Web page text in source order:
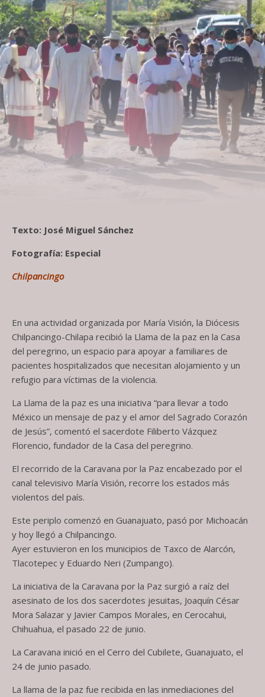
Texto: José Miguel Sánchez
Fotografía: Especial
Chilpancingo
En una actividad organizada por María Visión, la Diócesis
Chilpancingo-Chilapa recibió la Llama de la paz en la Casa
del peregrino, un espacio para apoyar a familiares de
pacientes hospitalizados que necesitan alojamiento y un
refugio para víctimas de la violencia.
La Llama de la paz es una iniciativa “para llevar a todo
México un mensaje de paz y el amor del Sagrado Corazón
de Jesús”, comentó el sacerdote Filiberto Vázquez
Florencio, fundador de la Casa del peregrino.
El recorrido de la Caravana por la Paz encabezado por el
canal televisivo María Visión, recorre los estados más
violentos del país.
Este periplo comenzó en Guanajuato, pasó por Michoacán
y hoy llegó a Chilpancingo.
Ayer estuvieron en los municipios de Taxco de Alarcón,
Tlacotepec y Eduardo Neri (Zumpango).
La iniciativa de la Caravana por la Paz surgió a raíz del
asesinato de los dos sacerdotes jesuitas, Joaquín César
Mora Salazar y Javier Campos Morales, en Cerocahui,
Chihuahua, el pasado 22 de junio.
La Caravana inició en el Cerro del Cubilete, Guanajuato, el
24 de junio pasado.
La llama de la paz fue recibida en las inmediaciones del